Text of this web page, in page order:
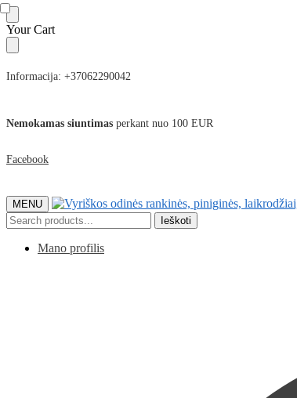
Skip
to
navigation
Skip
to
content
Your Cart
Informacija: +37062290042
Nemokamas siuntimas perkant nuo 100 EUR
Facebook
MENU
Ieškoti: Ieškoti
Mano profilis